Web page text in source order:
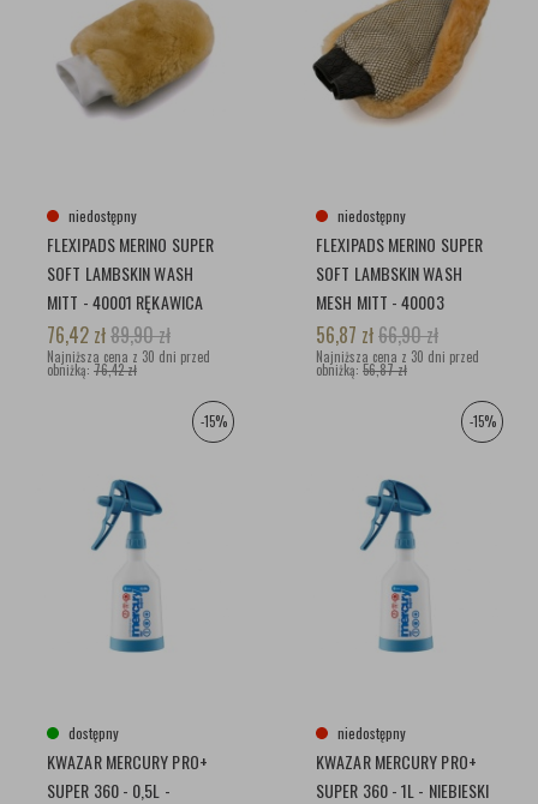
niedostępny
FLEXIPADS MERINO SUPER
SOFT LAMBSKIN WASH
MITT - 40001 RĘKAWICA
DO MYCIA
76,42 zł89,90zł
Najniższa cena z 30 dni przed
obniżką: 76,42 zł
niedostępny
FLEXIPADS MERINO SUPER
SOFT LAMBSKIN WASH
MESH MITT - 40003
RĘKAWICA DO MYCIA
56,87 zł66,90zł
Najniższa cena z 30 dni przed
obniżką: 56,87 zł
-15%
dostępny
KWAZAR MERCURY PRO+
SUPER 360 - 0,5L -
-15%
niedostępny
KWAZAR MERCURY PRO+
SUPER 360 - 1L - NIEBIESKI